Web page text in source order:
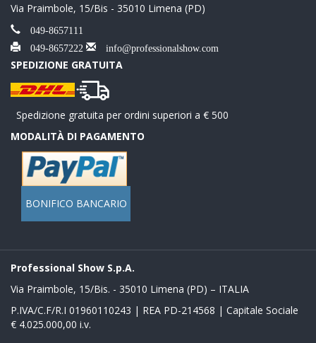
Via Praimbole, 15/Bis - 35010 Limena (PD)
049-8657111
049-8657222
info@professionalshow.com
SPEDIZIONE GRATUITA
Spedizione gratuita per ordini superiori a € 500
MODALITÀ DI PAGAMENTO
BONIFICO BANCARIO
Professional Show S.p.A.
Via Praimbole, 15/Bis. - 35010 Limena (PD) – ITALIA
P.IVA/C.F/R.I 01960110243 | REA PD-214568 | Capitale Sociale
€ 4.025.000,00 i.v.